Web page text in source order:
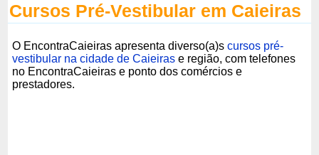
Cursos Pré-Vestibular em Caieiras
O EncontraCaieiras apresenta diverso(a)scursos pré-
vestibular na cidade de Caieiras e região, com telefones
no EncontraCaieiras e ponto dos comércios e
prestadores.